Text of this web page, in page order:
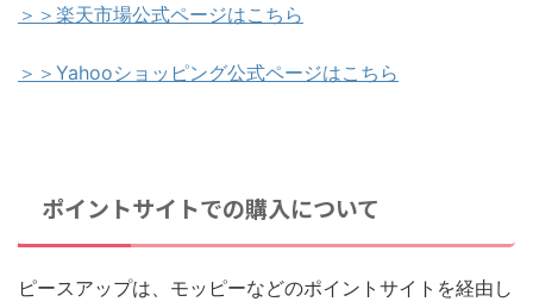
＞＞楽天市場公式ページはこちら
＞＞Yahooショッピング公式ページはこちら
ポイントサイトでの購入について
ピースアップは、モッピーなどのポイントサイトを経由し